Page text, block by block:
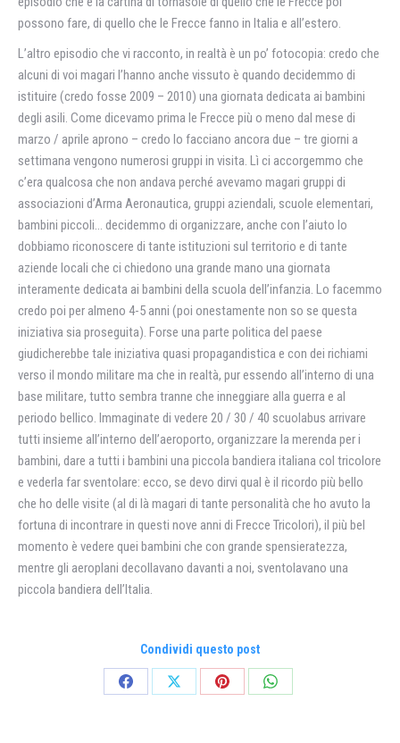
possono fare, di quello che le Frecce fanno in Italia e all’estero.
L’altro episodio che vi racconto, in realtà è un po’ fotocopia: credo che
alcuni di voi magari l’hanno anche vissuto è quando decidemmo di
istituire (credo fosse 2009 – 2010) una giornata dedicata ai bambini
degli asili. Come dicevamo prima le Frecce più o meno dal mese di
marzo / aprile aprono – credo lo facciano ancora due – tre giorni a
settimana vengono numerosi gruppi in visita. Lì ci accorgemmo che
c’era qualcosa che non andava perché avevamo magari gruppi di
associazioni d’Arma Aeronautica, gruppi aziendali, scuole elementari,
bambini piccoli… decidemmo di organizzare, anche con l’aiuto lo
dobbiamo riconoscere di tante istituzioni sul territorio e di tante
aziende locali che ci chiedono una grande mano una giornata
interamente dedicata ai bambini della scuola dell’infanzia. Lo facemmo
credo poi per almeno 4-5 anni (poi onestamente non so se questa
iniziativa sia proseguita). Forse una parte politica del paese
giudicherebbe tale iniziativa quasi propagandistica e con dei richiami
verso il mondo militare ma che in realtà, pur essendo all’interno di una
base militare, tutto sembra tranne che inneggiare alla guerra e al
periodo bellico. Immaginate di vedere 20 / 30 / 40 scuolabus arrivare
tutti insieme all’interno dell’aeroporto, organizzare la merenda per i
bambini, dare a tutti i bambini una piccola bandiera italiana col tricolore
e vederla far sventolare: ecco, se devo dirvi qual è il ricordo più bello
che ho delle visite (al di là magari di tante personalità che ho avuto la
fortuna di incontrare in questi nove anni di Frecce Tricolori), il più bel
momento è vedere quei bambini che con grande spensieratezza,
mentre gli aeroplani decollavano davanti a noi, sventolavano una
piccola bandiera dell’Italia.
Condividi questo post
CondividiCondividiCondividiCondividi